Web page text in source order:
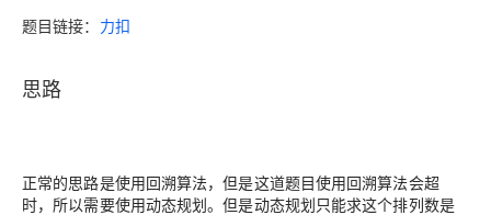
题目链接： 力扣
思路
正常的思路是使用回溯算法，但是这道题目使用回溯算法会超
时，所以需要使用动态规划。但是动态规划只能求这个排列数是